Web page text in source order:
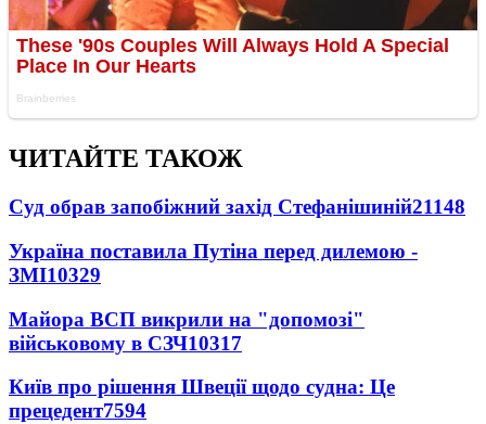
ЧИТАЙТЕ ТАКОЖ
Суд обрав запобіжний захід Стефанішиній21148
Україна поставила Путіна перед дилемою -
ЗМІ10329
Майора ВСП викрили на "допомозі"
військовому в СЗЧ10317
Київ про рішення Швеції щодо судна: Це
прецедент7594